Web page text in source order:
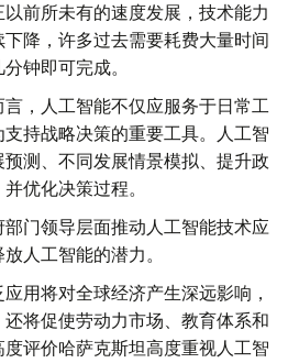
前所未有的速度发展，技术能力
降，许多过去需要耗费大量时间
钟即可完成。
，人工智能不仅应服务于日常工
持战略决策的重要工具。人工智
测、不同发展情景模拟、提升政
优化决策过程。
门领导层面推动人工智能技术应
人工智能的潜力。
用将对全球经济产生深远影响，
将促使劳动力市场、教育体系和
评价哈萨克斯坦高度重视人工智